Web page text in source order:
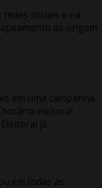
sociais e na
da origem
em uma campanha
eleitoral
já
em todas as